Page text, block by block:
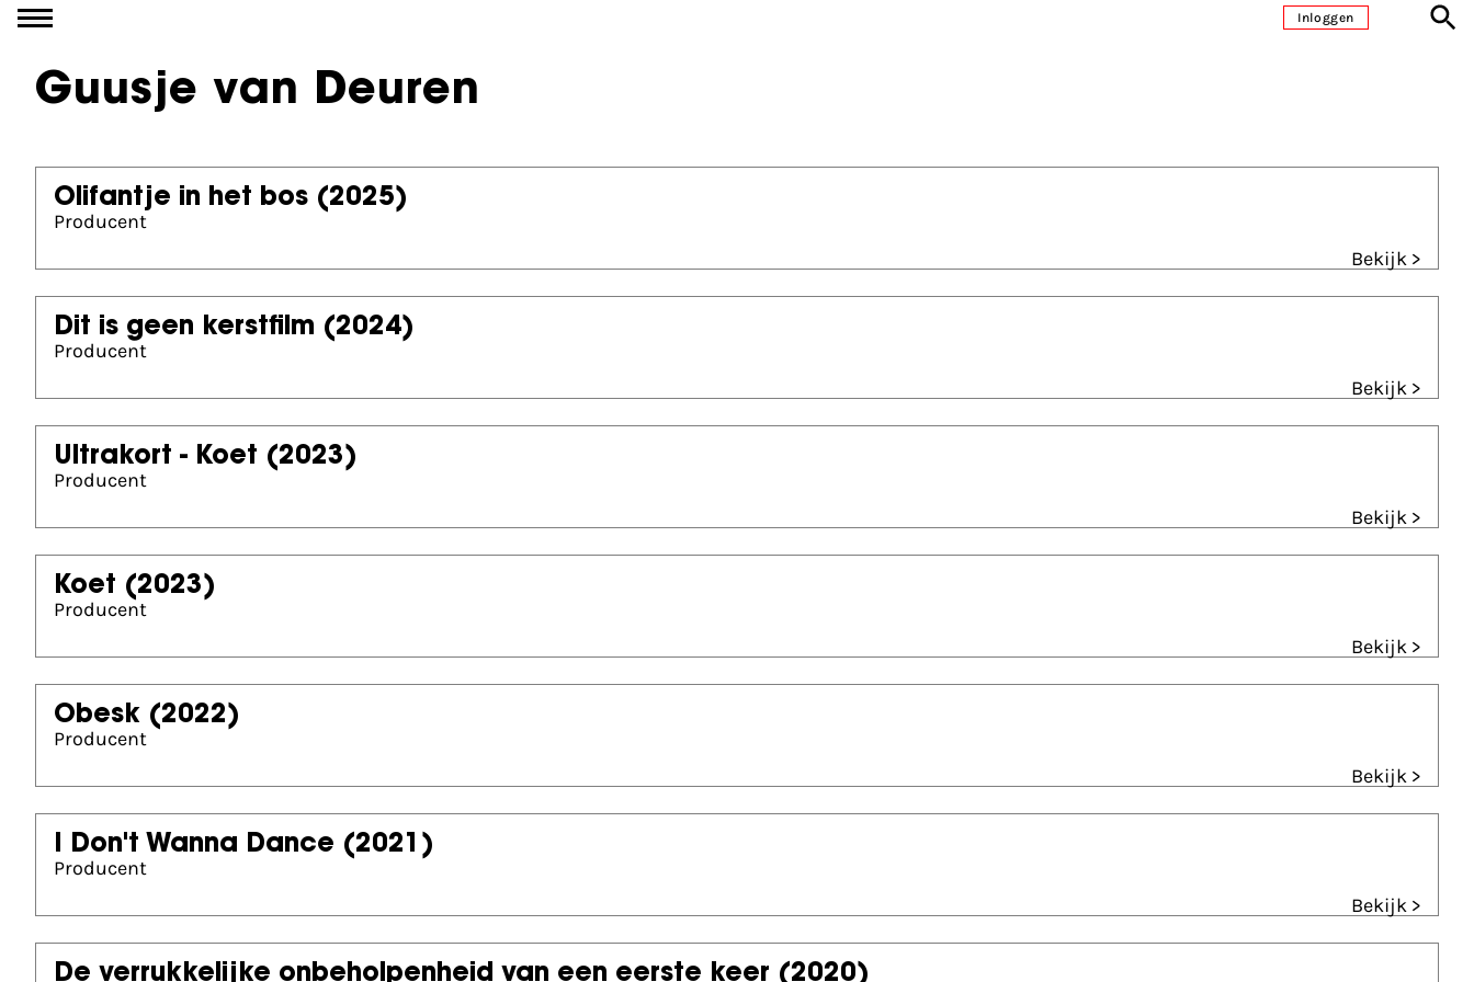
Ga naar inhoud Inloggen
Guusje van Deuren
Olifantje in het bos (2025)
Producent
Bekijk >
Dit is geen kerstfilm (2024)
Producent
Bekijk >
Ultrakort - Koet (2023)
Producent
Bekijk >
Koet (2023)
Producent
Bekijk >
Obesk (2022)
Producent
Bekijk >
I Don't Wanna Dance (2021)
Producent
Bekijk >
De verrukkelijke onbeholpenheid van een eerste keer (2020)